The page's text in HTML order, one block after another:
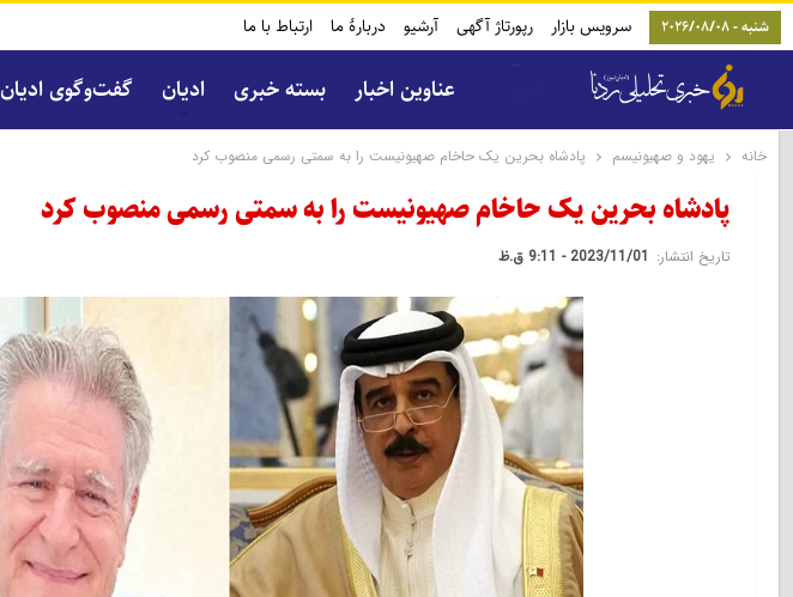
شنبه - 2026/08/08 سرویس بازار رپورتاژ آگهی آرشیو دربارۀ ما ارتباط با ما
عناوین اخبار بسته خبری ادیان گفت‌و‌گوی ادیان
خانه یهود و صهیونیسم پادشاه بحرین یک حاخام صهیونیست را به سمتی رسمی منصوب کرد
پادشاه بحرین یک حاخام صهیونیست را به سمتی رسمی منصوب کرد
تاریخ انتشار: 2023/11/01 - 9:11 ق.ظ